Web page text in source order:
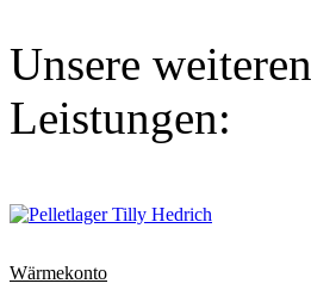
Unsere weiteren
Leistungen:
Wärmekonto